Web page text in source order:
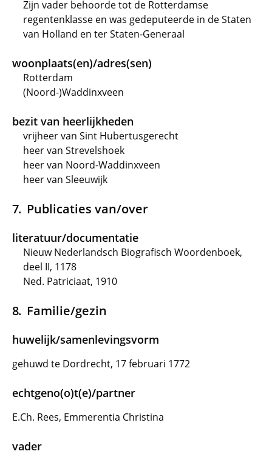
Zijn vader behoorde tot de Rotterdamse
regentenklasse en was gedeputeerde in de Staten
van Holland en ter Staten-Generaal
woonplaats(en)/adres(sen)
Rotterdam
(Noord-)Waddinxveen
bezit van heerlijkheden
vrijheer van Sint Hubertusgerecht
heer van Strevelshoek
heer van Noord-Waddinxveen
heer van Sleeuwijk
Publicaties van/over
literatuur/documentatie
Nieuw Nederlandsch Biografisch Woordenboek,
deel II, 1178
Ned. Patriciaat, 1910
Familie/gezin
huwelijk/samenlevingsvorm
gehuwd te Dordrecht, 17 februari 1772
echtgeno(o)t(e)/partner
E.Ch. Rees, Emmerentia Christina
vader